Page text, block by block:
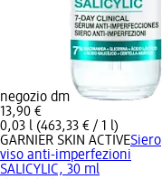
negozio dm
13,90 €
0,03 l (463,33 € / 1 l)
GARNIER SKIN ACTIVESiero
viso anti-imperfezioni
SALICYLIC, 30 ml